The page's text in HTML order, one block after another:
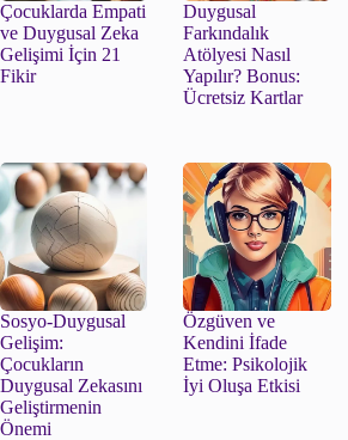
Çocuklarda Empati
ve Duygusal Zeka
Gelişimi İçin 21
Fikir
Duygusal
Farkındalık
Atölyesi Nasıl
Yapılır? Bonus:
Ücretsiz Kartlar
Sosyo-Duygusal
Gelişim:
Çocukların
Duygusal Zekasını
Geliştirmenin
Önemi
Özgüven ve
Kendini İfade
Etme: Psikolojik
İyi Oluşa Etkisi